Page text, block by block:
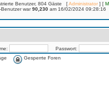
Benutzer, 804 Gäste [Administrator] [
Benutzer war90,230 am 16/02/2024 09:28:16
Passwort:
Gesperrte Foren